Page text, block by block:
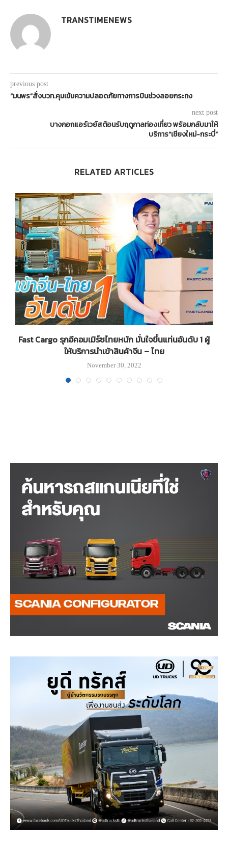
TRANSTIMENEWS
previous post
“มนพร”สั่งบวท.คุมเข้มความปลอดภัยทางการบินช่วงลอยกระทง
next post
บางกอกแอร์เวย์สต้อนรับฤดูกาลท่องเที่ยว พร้อมกลับมาให้
บริการ“เชียงใหม่-กระบี่”
RELATED ARTICLES
Fast Cargo รุกอีคอมเมิร์ซไทยหนัก มั่นใจขึ้นแท่นอันดับ 1 ผู้
ให้บริการนำเข้าสินค้าจีน – ไทย
November 30, 2022